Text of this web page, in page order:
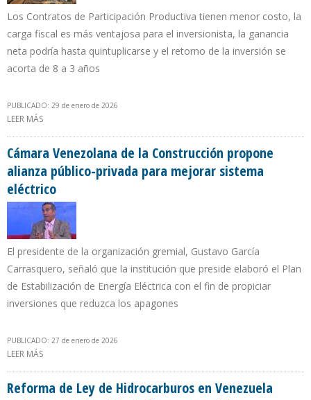
Los Contratos de Participación Productiva tienen menor costo, la
carga fiscal es más ventajosa para el inversionista, la ganancia
neta podría hasta quintuplicarse y el retorno de la inversión se
acorta de 8 a 3 años
PUBLICADO: 29 de enero de 2026
LEER MÁS
Cámara Venezolana de la Construcción propone
alianza público-privada para mejorar sistema
eléctrico
El presidente de la organización gremial, Gustavo García
Carrasquero, señaló que la institución que preside elaboró el Plan
de Estabilización de Energía Eléctrica con el fin de propiciar
inversiones que reduzca los apagones
PUBLICADO: 27 de enero de 2026
LEER MÁS
Reforma de Ley de Hidrocarburos en Venezuela